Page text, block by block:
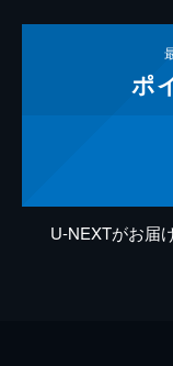
ポ
U-NEXTがお届